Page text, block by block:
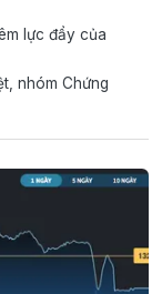
lực đẩy của
nhóm Chứng